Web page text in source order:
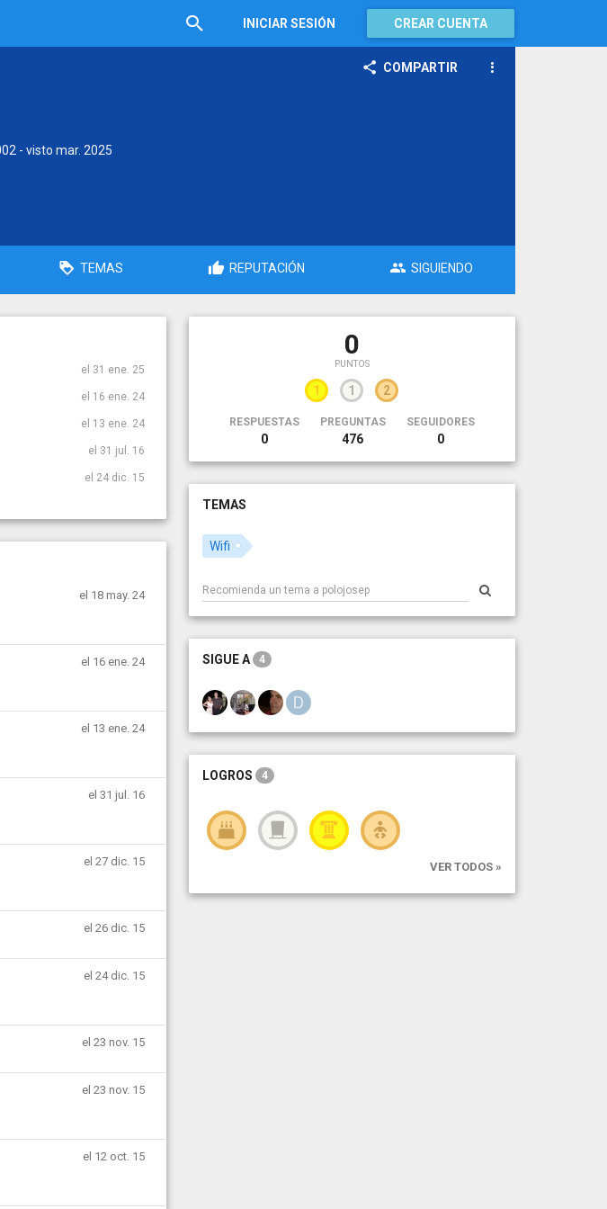
INICIAR SESIÓN CREAR CUENTA
COMPARTIR
- visto mar. 2025
TEMAS REPUTACIÓN SIGUIENDO
el 31 ene. 25
el 16 ene. 24
el 13 ene. 24
el 31 jul. 16
el 24 dic. 15
el 18 may. 24
el 16 ene. 24
el 13 ene. 24
el 31 jul. 16
el 27 dic. 15
el 26 dic. 15
el 24 dic. 15
el 23 nov. 15
el 23 nov. 15
el 12 oct. 15
0
PUNTOS
1 1 2
RESPUESTAS
0
PREGUNTAS
476
SEGUIDORES
0
TEMAS
Wifi
SIGUE A 4
LOGROS 4
VER TODOS »